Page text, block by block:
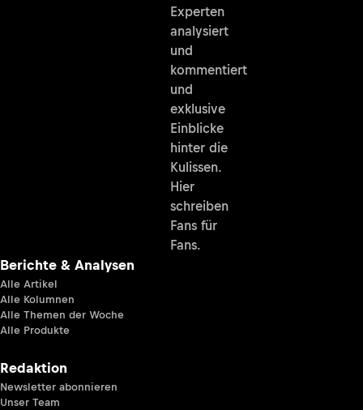
Experten
analysiert
und
kommentiert
und
exklusive
Einblicke
hinter die
Kulissen.
Hier
schreiben
Fans für
Fans.
Berichte & Analysen
Alle Artikel
Alle Kolumnen
Alle Themen der Woche
Alle Produkte
Redaktion
Newsletter abonnieren
Unser Team